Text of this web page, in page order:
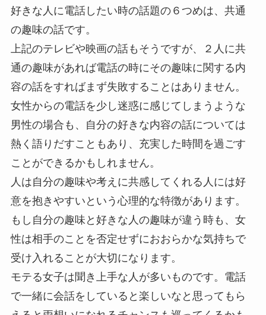
好きな人に電話したい時の話題の６つめは、共通
の趣味の話です。
上記のテレビや映画の話もそうですが、２人に共
通の趣味があれば電話の時にその趣味に関する内
容の話をすればまず失敗することはありません。
女性からの電話を少し迷惑に感じてしまうような
男性の場合も、自分の好きな内容の話については
熱く語りだすこともあり、充実した時間を過ごす
ことができるかもしれません。
人は自分の趣味や考えに共感してくれる人には好
意を抱きやすいという心理的な特徴があります。
もし自分の趣味と好きな人の趣味が違う時も、女
性は相手のことを否定せずにおおらかな気持ちで
受け入れることが大切になります。
モテる女子は聞き上手な人が多いものです。電話
で一緒に会話をしていると楽しいなと思ってもら